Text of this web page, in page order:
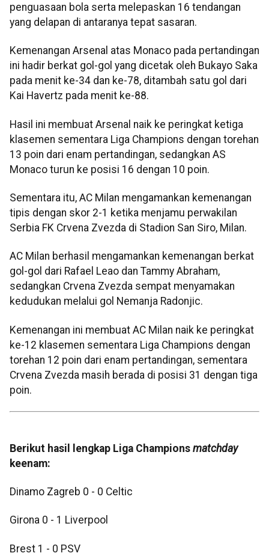
penguasaan bola serta melepaskan 16 tendangan
yang delapan di antaranya tepat sasaran.
Kemenangan Arsenal atas Monaco pada pertandingan
ini hadir berkat gol-gol yang dicetak oleh Bukayo Saka
pada menit ke-34 dan ke-78, ditambah satu gol dari
Kai Havertz pada menit ke-88.
Hasil ini membuat Arsenal naik ke peringkat ketiga
klasemen sementara Liga Champions dengan torehan
13 poin dari enam pertandingan, sedangkan AS
Monaco turun ke posisi 16 dengan 10 poin.
Sementara itu, AC Milan mengamankan kemenangan
tipis dengan skor 2-1 ketika menjamu perwakilan
Serbia FK Crvena Zvezda di Stadion San Siro, Milan.
AC Milan berhasil mengamankan kemenangan berkat
gol-gol dari Rafael Leao dan Tammy Abraham,
sedangkan Crvena Zvezda sempat menyamakan
kedudukan melalui gol Nemanja Radonjic.
Kemenangan ini membuat AC Milan naik ke peringkat
ke-12 klasemen sementara Liga Champions dengan
torehan 12 poin dari enam pertandingan, sementara
Crvena Zvezda masih berada di posisi 31 dengan tiga
poin.
Berikut hasil lengkap Liga Champions matchday
keenam:
Dinamo Zagreb 0 - 0 Celtic
Girona 0 - 1 Liverpool
Brest 1 - 0 PSV